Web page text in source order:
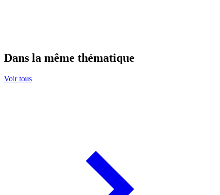
Dans la même thématique
Voir tous